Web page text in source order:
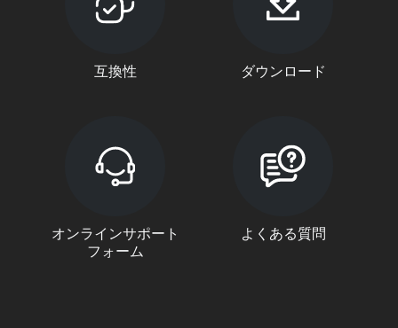
互換性 ダウンロード
オンラインサポート
フォーム
よくある質問